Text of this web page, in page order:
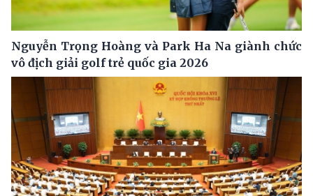
Nguyễn Trọng Hoàng và Park Ha Na giành chức
vô địch giải golf trẻ quốc gia 2026